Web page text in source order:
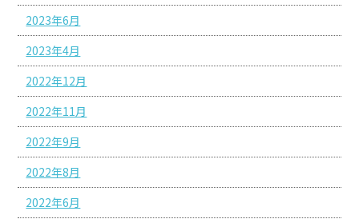
2023年6月
2023年4月
2022年12月
2022年11月
2022年9月
2022年8月
2022年6月